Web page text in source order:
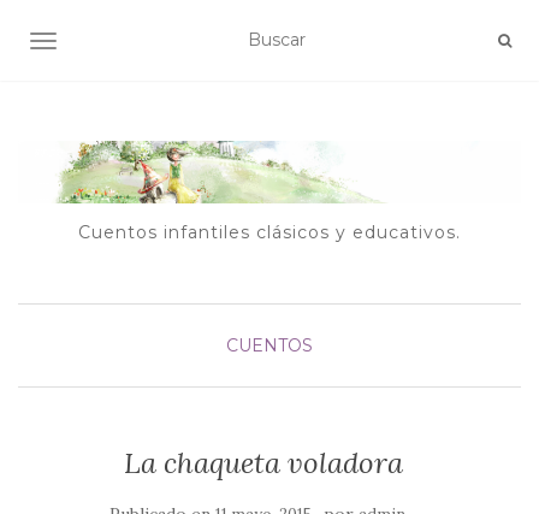
ALTERNAR NAVEGACIÓN
Cuentos infantiles clásicos y educativos.
CUENTOS
La chaqueta voladora